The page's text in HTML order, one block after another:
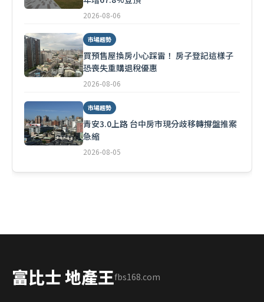
2026-08-06
市場趨勢
買預售屋換房小心踩雷！ 房子登記這樣子
恐喪失重購退稅優惠
2026-08-06
市場趨勢
青安3.0上路 台中房市現分歧移轉撐盤推案
急縮
2026-08-05
富比士 地產王fbs168.com